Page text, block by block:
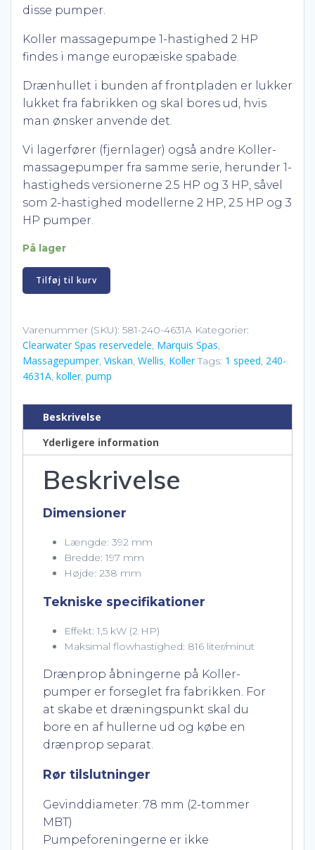
disse pumper.
Koller massagepumpe 1-hastighed 2 HP
findes i mange europæiske spabade.
Drænhullet i bunden af ​​frontpladen er lukker
lukket fra fabrikken og skal bores ud, hvis
man ønsker anvende det.
Vi lagerfører (fjernlager) også andre Koller-
massagepumper fra samme serie, herunder 1-
hastigheds versionerne 2.5 HP og 3 HP, såvel
som 2-hastighed modellerne 2 HP, 2.5 HP og 3
HP pumper.
På lager
Koller
massagepumpe
hastighed
2
HP
antal
Tilføj til kurv
Varenummer (SKU): 581-240-4631A Kategorier:
Clearwater Spas reservedele, Marquis Spas,
Massagepumper, Viskan, Wellis, Koller Tags: 1 speed, 240-
4631A, koller, pump
Beskrivelse
Yderligere information
Beskrivelse
Dimensioner
Længde: 392 mm
Bredde: 197 mm
Højde: 238 mm
Tekniske specifikationer
Effekt: 1,5 kW (2 HP)
Maksimal flowhastighed: 816 liter/minut
Drænprop åbningerne på Koller-
pumper er forseglet fra fabrikken. For
at skabe et dræningspunkt skal du
bore en af ​​hullerne ud og købe en
drænprop separat.
Rør tilslutninger
Gevinddiameter: 78 mm (2-tommer
MBT)
Pumpeforeningerne er ikke